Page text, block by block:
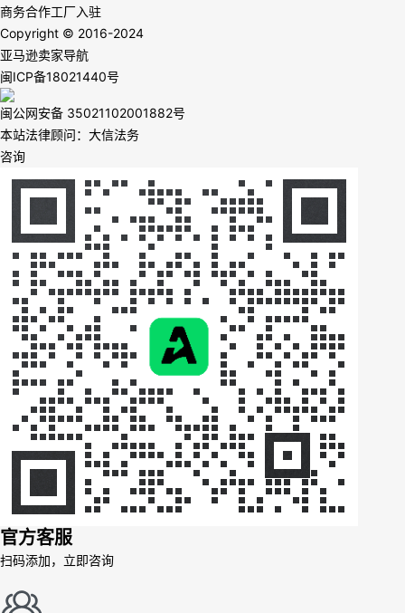
商务合作工厂入驻
Copyright © 2016-2024
亚马逊卖家导航
闽ICP备18021440号
闽公网安备 35021102001882号
本站法律顾问：大信法务
咨询
官方客服
扫码添加，立即咨询